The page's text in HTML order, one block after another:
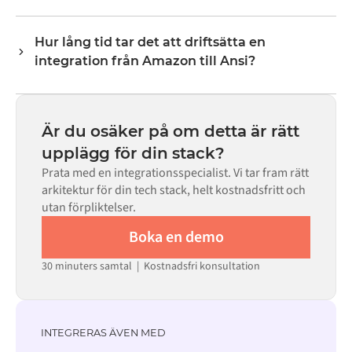
data anländer i det format som varje system förväntar
Marketplace konfigurerar du integrationen via ett visuellt
gränssnitt utan att skriva egen kod, inklusive
kod finns tillgänglig i de fall där konfigurationen inte
Hur lång tid tar det att driftsätta en
integration från Amazon till Ansi?
beroende på komplexiteten i datamappningen, antalet
flöden som krävs och din interna granskningsprocess.
För många system finns färdiga kopplingar tillgängliga i
Alumio Marketplace, vilket avsevärt minskar
installationstiden.
Är du osäker på om detta är rätt
upplägg för din stack?
Prata med en integrationsspecialist. Vi tar fram rätt
arkitektur för din tech stack, helt kostnadsfritt och
utan förpliktelser.
Boka en demo
30 minuters samtal | Kostnadsfri konsultation
INTEGRERAS ÄVEN MED